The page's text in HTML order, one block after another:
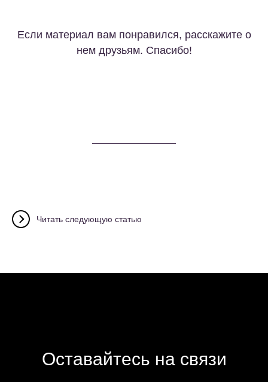
Если материал вам понравился, расскажите о
нем друзьям. Спасибо!
Читать следующую статью
Оставайтесь на связи